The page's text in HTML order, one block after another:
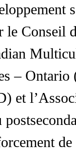
Conseil
– Ontario
et